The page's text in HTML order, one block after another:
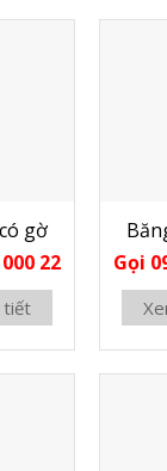
gờ
22
tiết
Gọi